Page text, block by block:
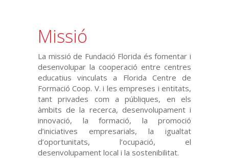
Missió
La missió de Fundació Florida és fomentar i
desenvolupar la cooperació entre centres
educatius vinculats a Florida Centre de
Formació Coop. V. i les empreses i entitats,
tant privades com a públiques, en els
àmbits de la recerca, desenvolupament i
innovació, la formació, la promoció
d’iniciatives empresarials, la igualtat
d’oportunitats, l’ocupació, el
desenvolupament local i la sostenibilitat.